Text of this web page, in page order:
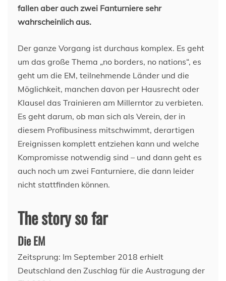
fallen aber auch zwei Fanturniere sehr
wahrscheinlich aus.
Der ganze Vorgang ist durchaus komplex. Es geht
um das große Thema „no borders, no nations“, es
geht um die EM, teilnehmende Länder und die
Möglichkeit, manchen davon per Hausrecht oder
Klausel das Trainieren am Millerntor zu verbieten.
Es geht darum, ob man sich als Verein, der in
diesem Profibusiness mitschwimmt, derartigen
Ereignissen komplett entziehen kann und welche
Kompromisse notwendig sind – und dann geht es
auch noch um zwei Fanturniere, die dann leider
nicht stattfinden können.
The story so far
Die EM
Zeitsprung: Im September 2018 erhielt
Deutschland den Zuschlag für die Austragung der